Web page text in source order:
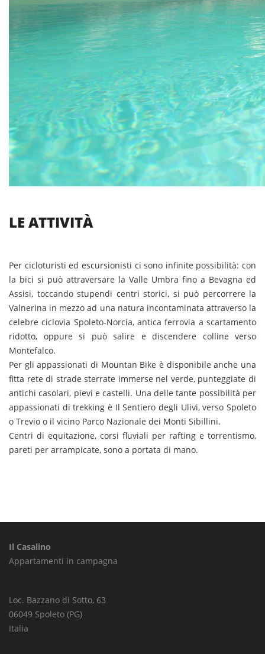
LE ATTIVITÀ
Per cicloturisti ed escursionisti ci sono infinite possibilità: con
la bici si può attraversare la Valle Umbra fino a Bevagna ed
Assisi, toccando stupendi centri storici, si può percorrere la
Valnerina in mezzo ad una natura incontaminata attraverso la
celebre ciclovia Spoleto-Norcia, antica ferrovia a scartamento
ridotto, oppure si può salire e discendere colline verso
Montefalco.
Per gli appassionati di Mountan Bike è disponibile anche una
fitta rete di strade sterrate immerse nel verde, punteggiate di
antichi casolari, pievi e castelli. Una delle tante possibilità per
appassionati di trekking è Il Sentiero degli Ulivi, verso Spoleto
o Trevio o il vicino Parco Nazionale dei Monti Sibillini.
Centri di equitazione, corsi fluviali per rafting e torrentismo,
pareti per arrampicate, sono a portata di mano.
Il Casalino
Appartamenti in campagna
Loc. Bazzano di Sotto, 63
06049 Spoleto (PG)
Italia